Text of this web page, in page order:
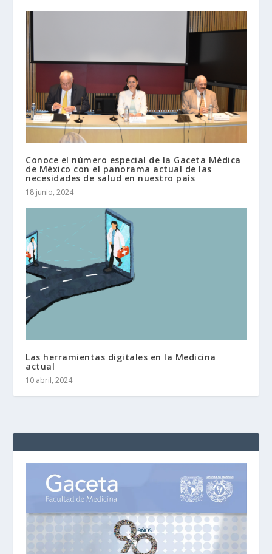
Conoce el número especial de la Gaceta Médica
de México con el panorama actual de las
necesidades de salud en nuestro país
18 junio, 2024
Las herramientas digitales en la Medicina
actual
10 abril, 2024